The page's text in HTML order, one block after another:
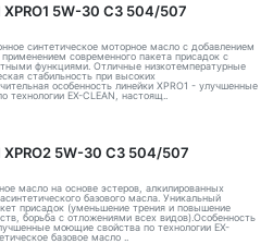
XPRO1 5W-30 C3 504/507
синтетическое моторное масло с добавлением
современного пакета присадок с
функциями. Отличные низкотемпературные
стабильность при высоких
особенность линейки XPRO1 - улучшенные
EX-CLEAN, настоящ..
XPRO2 5W-30 C3 504/507
масло на основе эстеров, алкилированных
базового масла. Уникальный
присадок (уменьшение трения и повышение
борьба с отложениями всех видов).Особенность
моющие свойства по технологии EX-
базовое масло ..